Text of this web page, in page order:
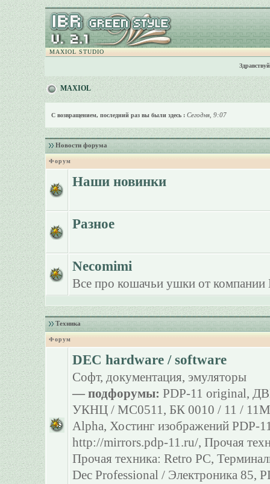
MAXIOL STUDIO
MAXIOL
С возвращением, последний раз вы были здесь : Сегодня, 9:07
Новости форума
Форум
Наши новинки
Разное
Necomimi
Все про кошачьи ушки от компании
Техника
Форум
DEC hardware / software
Софт, документация, эмуляторы
— подфорумы: PDP-11 original ,
УКНЦ / МС0511 , БК 0010 / 11 / 11M
Alpha, Хостинг изображений PDP-
http://mirrors.pdp-11.ru/, Прочая
Прочая техника: Retro PC,
Dec Professional / Электроника 85,